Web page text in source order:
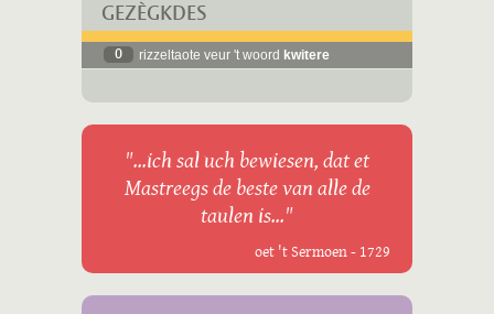
GEZÈGKDES
0 rizzeltaote veur 't woord kwitere
"...ich sal uch bewiesen, dat et
Mastreegs de beste van alle de
taulen is..."
oet 't Sermoen - 1729